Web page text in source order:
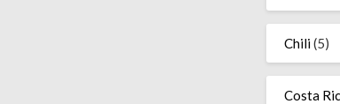
Chili(5)
Costa